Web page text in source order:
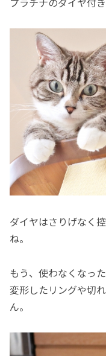
ダイヤはさりげなく
ね。
もう、使わなくなっ
変形したリングや切
ん。